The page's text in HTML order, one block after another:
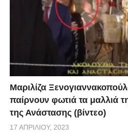
Μαριλίζα
παίρνουν φωτιά τα μαλλιά
της Ανάστασης (βίντεο)
17 ΑΠΡΙΛΊΟΥ, 2023